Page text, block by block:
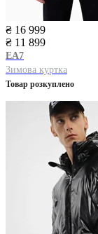
₴ 16 999
₴ 11 899
EA7
Зимова куртка
Товар розкуплено